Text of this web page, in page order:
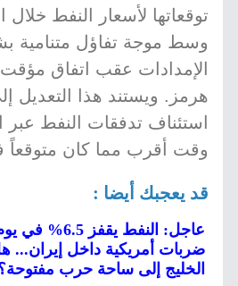
توقعاتها لأسعار النفط خلال
وسط موجة تفاؤل متنامية
الإمدادات عقب اتفاق
هرمز. ويستند هذا التعديل
استئناف تدفقات النفط عبر
وقت أقرب مما كان متوقعاً
قد يعجبك أيضا :
عاجل: النفط
ضربات أمريكية داخل إيران...
الخليج إلى ساحة حرب